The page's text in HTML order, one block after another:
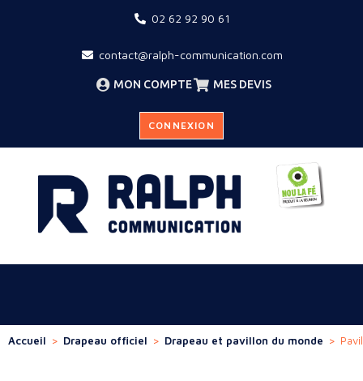
02 62 92 90 61
contact@ralph-communication.com
MON COMPTE MES DEVIS
CONNEXION
Accueil > Drapeau officiel > Drapeau et pavillon du monde >